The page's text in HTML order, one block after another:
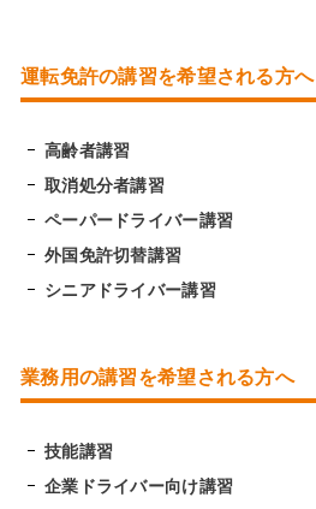
運転免許の講習を希望される方へ
高齢者講習
取消処分者講習
ペーパードライバー講習
外国免許切替講習
シニアドライバー講習
業務用の講習を希望される方へ
技能講習
企業ドライバー向け講習